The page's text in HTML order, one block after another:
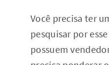
Você precisa ter
pesquisar por
possuem